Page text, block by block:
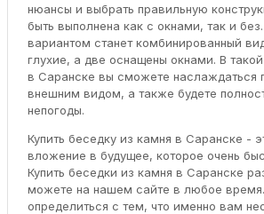
нюансы и выбрать правильную
быть выполнена как с окнами, так и
вариантом станет комбинированный
глухие, а две оснащены окнами. В
в Саранске вы сможете наслаждаться
внешним видом, а также будете
непогоды.
Купить беседку из камня в Саранске -
вложение в будущее, которое очень
Купить беседки из камня в Саранске
можете на нашем сайте в любое
определиться с тем, что именно вам